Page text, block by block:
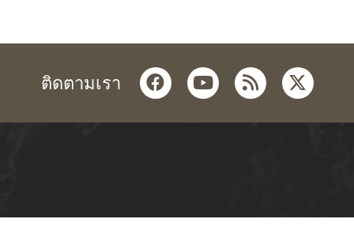
ติดตามเรา facebookyoutube
rss twitter